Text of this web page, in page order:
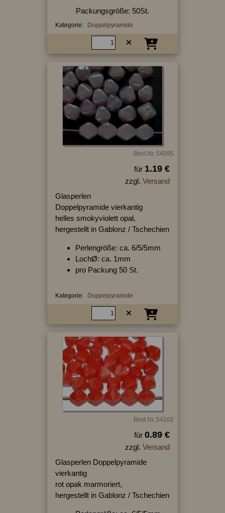
Packungsgröße: 50St.
Kategorie: Doppelpyramide
Best.Nr.:54095
für 1.19 €
zzgl. Versand
Glasperlen
Doppelpyramide vierkantig
helles smokyviolett opal,
hergestellt in Gablonz / Tschechien
Perlengröße: ca. 6/5/5mm
LochØ: ca. 1mm
pro Packung 50 St.
Kategorie: Doppelpyramide
Best.Nr.:54102
für 0.89 €
zzgl. Versand
Glasperlen Doppelpyramide
vierkantig
rot opak marmoriert,
hergestellt in Gablonz / Tschechien